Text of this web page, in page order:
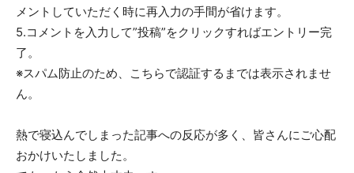
メントしていただく時に再入力の手間が省けます。
5.コメントを入力して”投稿”をクリックすればエントリー完
了。
※スパム防止のため、こちらで認証するまでは表示されませ
ん。
熱で寝込んでしまった記事への反応が多く、皆さんにご心配
おかけいたしました。